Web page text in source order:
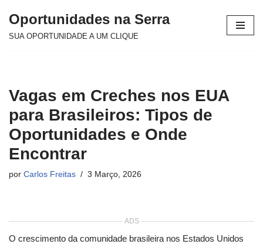
Avançar
Oportunidades na Serra
SUA OPORTUNIDADE A UM CLIQUE
Vagas em Creches nos EUA
para Brasileiros: Tipos de
Oportunidades e Onde
Encontrar
por Carlos Freitas 3 Março, 2026
ADS
O crescimento da comunidade brasileira nos Estados Unidos